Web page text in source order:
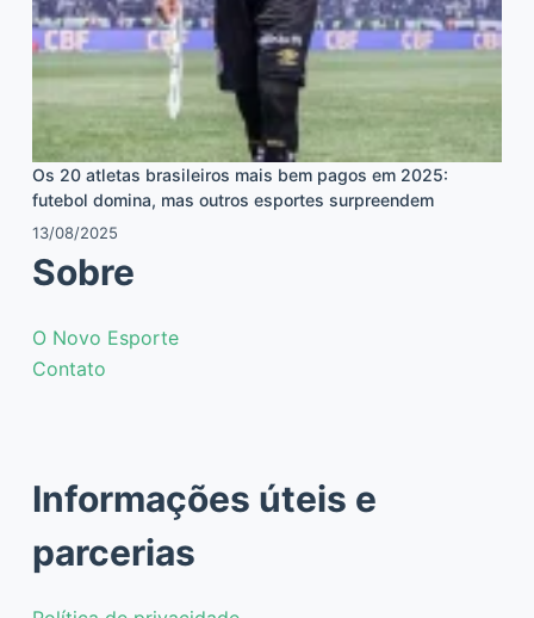
Os 20 atletas brasileiros mais bem pagos em 2025:
futebol domina, mas outros esportes surpreendem
13/08/2025
Sobre
O Novo Esporte
Contato
Informações úteis e
parcerias